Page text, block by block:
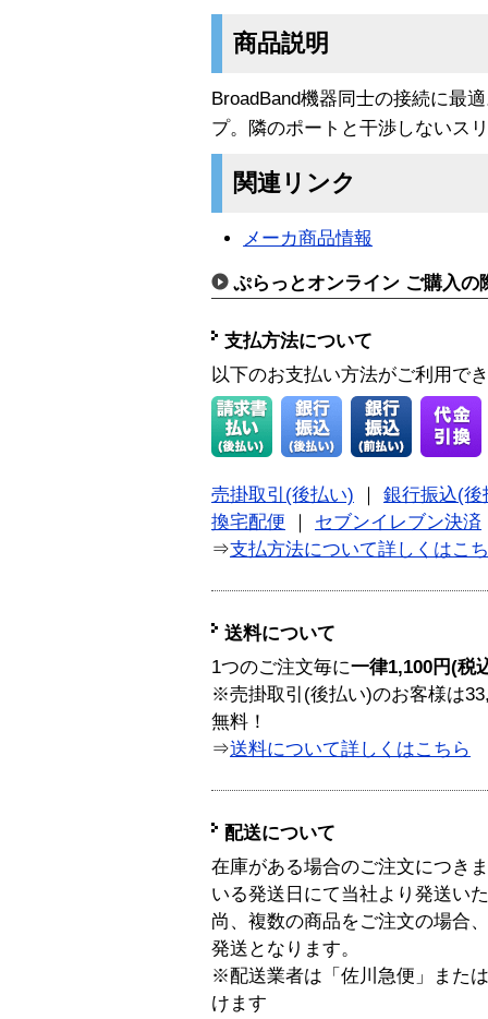
商品説明
BroadBand機器同士の接続に最
プ。隣のポートと干渉しないス
関連リンク
メーカ商品情報
ぷらっとオンライン ご購入の
支払方法について
以下のお支払い方法がご利用で
売掛取引(後払い)
銀行振込(後
換宅配便
セブンイレブン決済
⇒支払方法について詳しくはこ
送料について
1つのご注文毎に一律1,100円(税
※売掛取引(後払い)のお客様は
無料！
⇒送料について詳しくはこちら
配送について
在庫がある場合のご注文につき
いる発送日にて当社より発送い
尚、複数の商品をご注文の場合
発送となります。
※配送業者は「佐川急便」また
けます